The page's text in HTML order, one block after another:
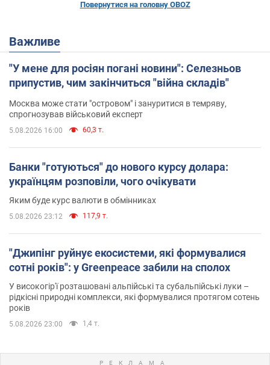
Повернутися на головну OBOZ
Важливе
"У мене для росіян погані новини": Селезньов
припустив, чим закінчиться "війна складів"
Москва може стати "островом" і зануритися в темряву,
спрогнозував військовий експерт
5.08.2026 16:00 60,3 т.
Банки "готуються" до нового курсу долара:
українцям розповіли, чого очікувати
Яким буде курс валюти в обмінниках
5.08.2026 23:12 117,9 т.
"Джипінг руйнує екосистеми, які формувалися
сотні років": у Greenpeace забили на сполох
У високогір'ї розташовані альпійські та субальпійські луки –
рідкісні природні комплекси, які формувалися протягом сотень
років
5.08.2026 23:00 1,4 т.